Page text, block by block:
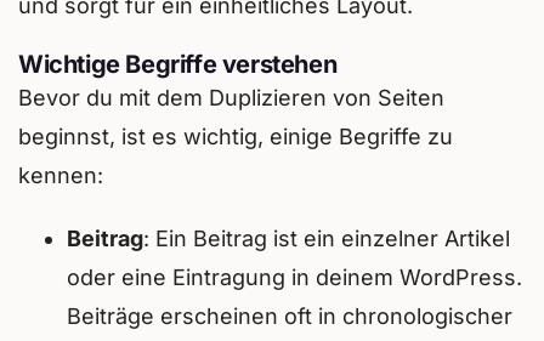
und sorgt für ein einheitliches Layout.
Wichtige Begriffe verstehen
Bevor du mit dem Duplizieren von Seiten
beginnst, ist es wichtig, einige Begriffe zu
kennen:
Beitrag: Ein Beitrag ist ein einzelner Artikel
oder eine Eintragung in deinem WordPress.
Beiträge erscheinen oft in chronologischer